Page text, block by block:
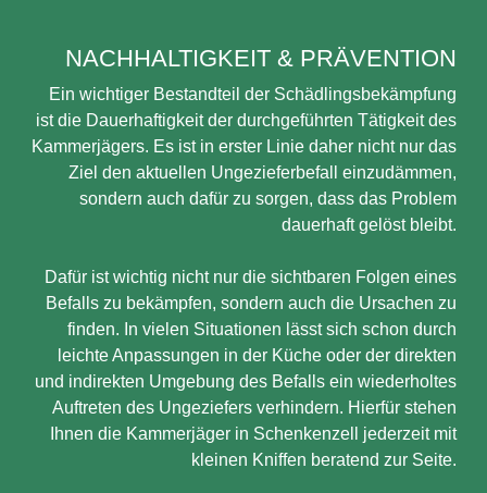
NACHHALTIGKEIT & PRÄVENTION
Ein wichtiger Bestandteil der Schädlingsbekämpfung
ist die Dauerhaftigkeit der durchgeführten Tätigkeit des
Kammerjägers. Es ist in erster Linie daher nicht nur das
Ziel den aktuellen Ungezieferbefall einzudämmen,
sondern auch dafür zu sorgen, dass das Problem
dauerhaft gelöst bleibt.
Dafür ist wichtig nicht nur die sichtbaren Folgen eines
Befalls zu bekämpfen, sondern auch die Ursachen zu
finden. In vielen Situationen lässt sich schon durch
leichte Anpassungen in der Küche oder der direkten
und indirekten Umgebung des Befalls ein wiederholtes
Auftreten des Ungeziefers verhindern. Hierfür stehen
Ihnen die Kammerjäger in Schenkenzell jederzeit mit
kleinen Kniffen beratend zur Seite.